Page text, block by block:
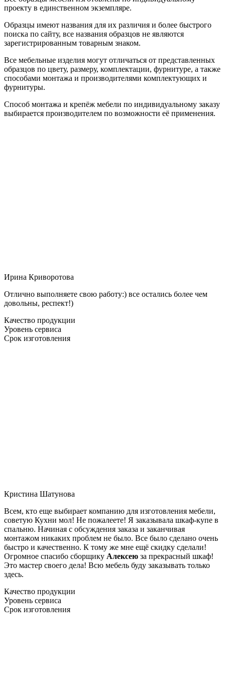
проекту в единственном экземпляре.
Образцы имеют названия для их различия и более быстрого
поиска по сайту, все названия образцов не являются
зарегистрированным товарным знаком.
Все мебельные изделия могут отличаться от представленных
образцов по цвету, размеру, комплектации, фурнитуре, а также
способами монтажа и производителями комплектующих и
фурнитуры.
Способ монтажа и крепёж мебели по индивидуальному заказу
выбирается производителем по возможности её применения.
Ирина Криворотова
Отлично выполняете свою работу:) все остались более чем
довольны, респект!)
Качество продукции
Уровень сервиса
Срок изготовления
Кристина Шатунова
Всем, кто еще выбирает компанию для изготовления мебели,
советую Кухни мол! Не пожалеете! Я заказывала шкаф-купе в
спальню. Начиная с обсуждения заказа и заканчивая
монтажом никаких проблем не было. Все было сделано очень
быстро и качественно. К тому же мне ещё скидку сделали!
Огромное спасибо сборщику Алексею за прекрасный шкаф!
Это мастер своего дела! Всю мебель буду заказывать только
здесь.
Качество продукции
Уровень сервиса
Срок изготовления